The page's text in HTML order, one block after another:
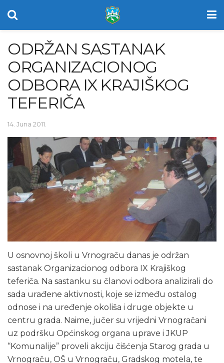
ODRŽAN SASTANAK
ORGANIZACIONOG
ODBORA IX KRAJIŠKOG
TEFERIČA
14. Juna 2011.
U osnovnoj školi u Vrnograču danas je održan
sastanak Organizacionog odbora IX Krajiškog
teferiča. Na sastanku su članovi odbora analizirali do
sada urađene aktivnosti, koje se između ostalog
odnose i na uređenje okoliša i druge objekte u
centru grada. Naime, jučer su vrijedni Vrnogračani
uz podršku Općinskog organa uprave i JKUP
“Komunalije” proveli akciju čišćenja Starog grada u
Vrnograču, OŠ u Vrnograču, Gradskog motela, te